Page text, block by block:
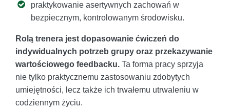
praktykowanie asertywnych zachowań w
bezpiecznym, kontrolowanym środowisku.
Rolą trenera jest dopasowanie ćwiczeń do
indywidualnych potrzeb grupy oraz przekazywanie
wartościowego feedbacku. Ta forma pracy sprzyja
nie tylko praktycznemu zastosowaniu zdobytych
umiejętności, lecz także ich trwałemu utrwaleniu w
codziennym życiu.